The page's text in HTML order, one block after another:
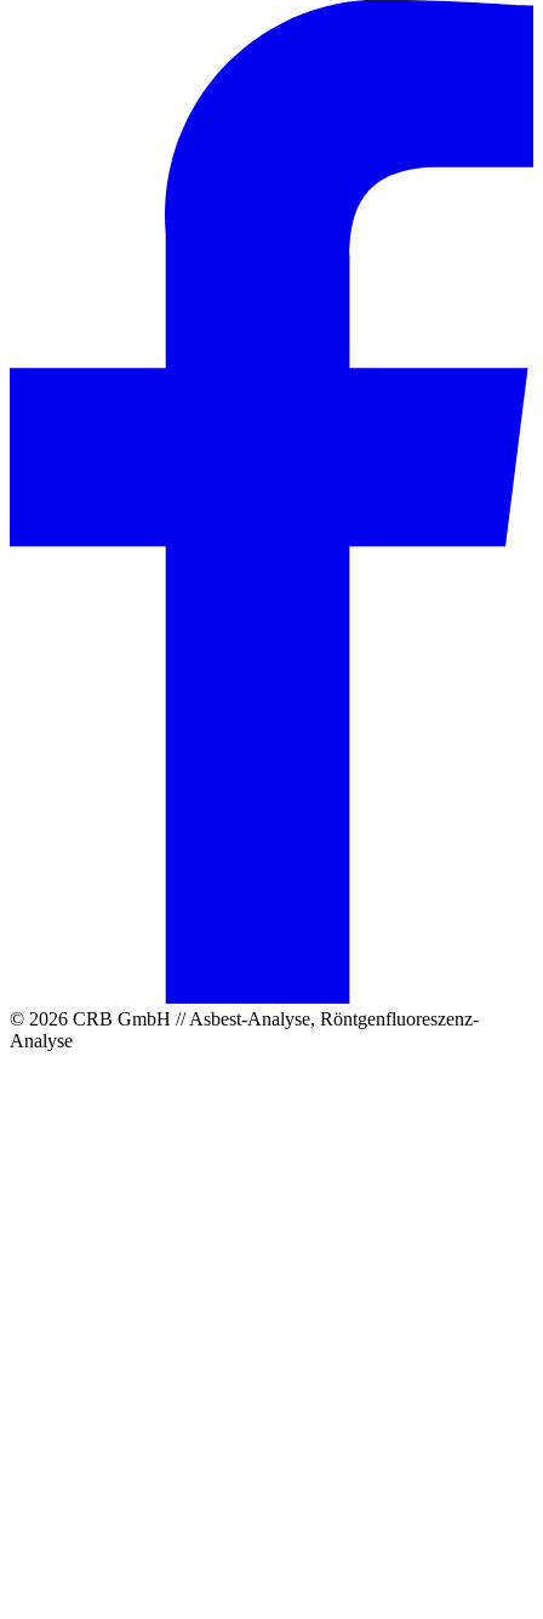
© 2026 CRB GmbH // Asbest-Analyse, Röntgenfluoreszenz-
Analyse